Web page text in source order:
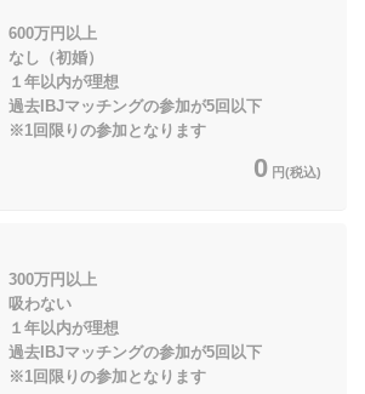
万円以上
し（初婚）
１年以内が理想
過去IBJマッチングの参加が5回以下
の参加となります
0 円(税込)
万円以上
わない
１年以内が理想
過去IBJマッチングの参加が5回以下
の参加となります